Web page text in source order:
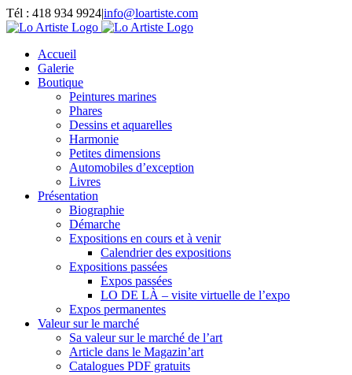
Passer
au
Tél : 418 934 9924|info@loartiste.com
Facebook
Instagram
Email
Pinterest
YouTube
Accueil
Galerie
Boutique
Peintures marines
Phares
Dessins et aquarelles
Harmonie
Petites dimensions
Automobiles d’exception
Livres
Présentation
Biographie
Démarche
Expositions en cours et à venir
Calendrier des expositions
Expositions passées
Expos passées
LO DE LÀ – visite virtuelle de l’expo
Expos permanentes
Valeur sur le marché
Sa valeur sur le marché de l’art
Article dans le Magazin’art
Catalogues PDF gratuits